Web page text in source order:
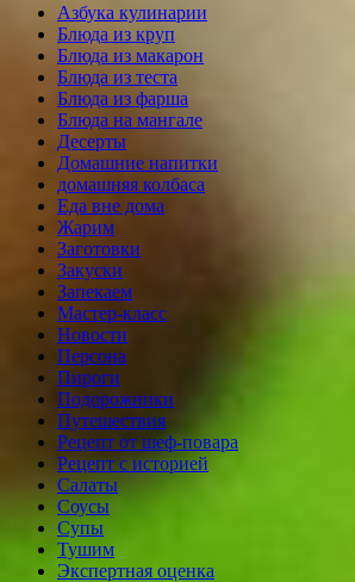
Азбука кулинарии
Блюда из круп
Блюда из макарон
Блюда из теста
Блюда из фарша
Блюда на мангале
Десерты
Домашние напитки
домашняя колбаса
Еда вне дома
Жарим
Заготовки
Закуски
Запекаем
Мастер-класс
Новости
Персона
Пироги
Подорожники
Путешествия
Рецепт от шеф-повара
Рецепт с историей
Салаты
Соусы
Супы
Тушим
Экспертная оценка